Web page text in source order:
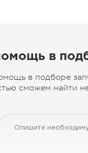
в
в подборе
сможем найти